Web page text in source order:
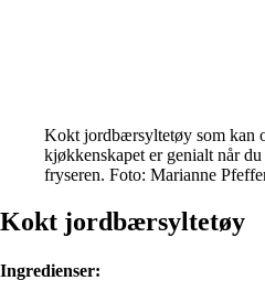
Kokt jordbærsyltetøy som kan
kjøkkenskapet er genialt når du
fryseren. Foto: Marianne
Kokt jordbærsyltetøy
Ingredienser: